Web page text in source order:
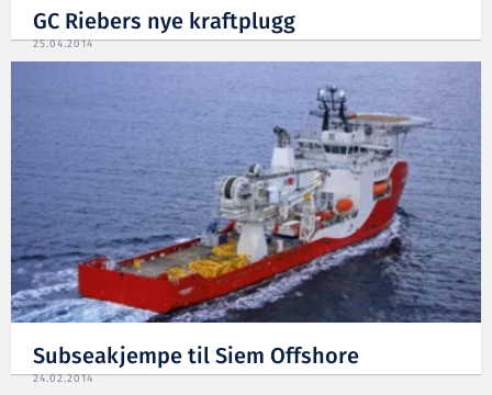
GC Riebers nye kraftplugg
25.04.2014
Subseakjempe til Siem Offshore
24.02.2014